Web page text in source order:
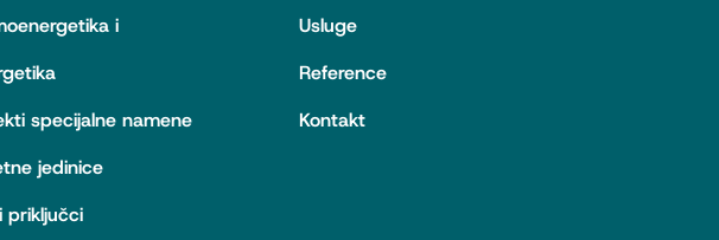
i
specijalne namene
jedinice
priključci
Usluge
Reference
Kontakt